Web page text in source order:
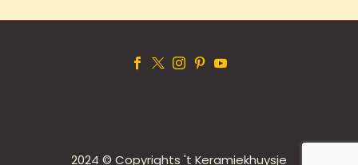
2024 © Copyrights 't Keramiekhuysje